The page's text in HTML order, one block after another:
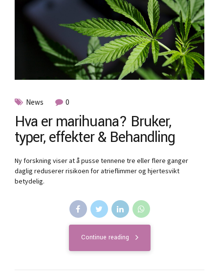
News 0
Hva er marihuana? Bruker,
typer, effekter & Behandling
Ny forskning viser at å pusse tennene tre eller flere ganger
daglig reduserer risikoen for atrieflimmer og hjertesvikt
betydelig.
Continue reading